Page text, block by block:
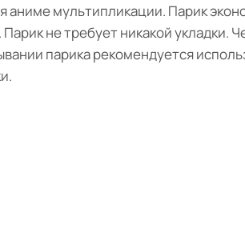
мультипликации. Парик
не требует никакой укладки.
парика рекомендуется